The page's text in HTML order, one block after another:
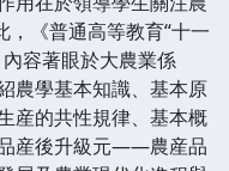
，《普通高等教育“十一
容著眼於大農業係
農學基本知識、基本原
産的共性規律、基本概
産後升級元——農産品